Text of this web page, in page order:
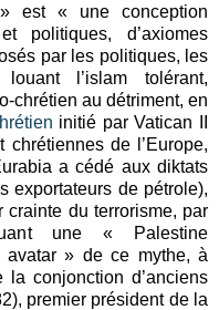
est « une conception
politiques, d’axiomes
par les politiques, les
l’islam tolérant,
chrétien au détriment, en
initié par Vatican II
de l’Europe,
a cédé aux diktats
exportateurs de pétrole),
crainte du terrorisme, par
une « Palestine
avatar » de ce mythe, à
la conjonction d’anciens
premier président de la